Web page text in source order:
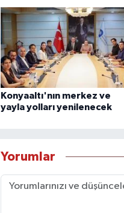
Konyaaltı'nın merkez ve
yayla yolları yenilenecek
Yorumlar